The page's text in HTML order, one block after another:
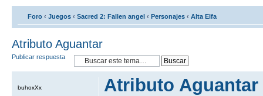
Foro ‹ Juegos ‹ Sacred 2: Fallen angel ‹ Personajes ‹ Alta Elfa
Atributo Aguantar
Publicar respuesta
Atributo Aguantar
buhoxXx